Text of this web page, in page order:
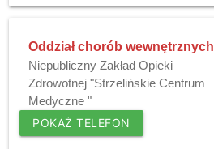
Oddział chorób wewnętrznych
Niepubliczny Zakład Opieki
Zdrowotnej "Strzelińskie Centrum
Medyczne "
POKAŻ TELEFON